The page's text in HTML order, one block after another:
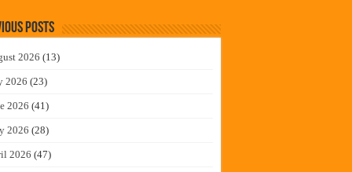
Posts
2026 (13)
2026 (23)
2026 (41)
2026 (28)
2026 (47)